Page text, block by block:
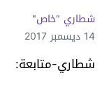
شطاري "خاص"
14 ديسمبر 2017
شطاري-متابعة: